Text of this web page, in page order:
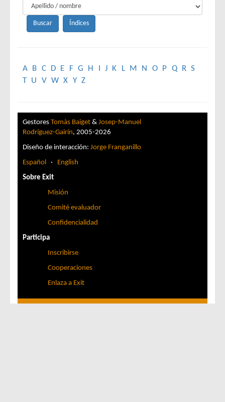
A B C D E F G H J K L M N O P Q R S
T U V W X Y Z
Gestores Tomàs Baiget & Josep-Manuel
Rodríguez-Gairín, 2005-2026
Diseño de interacción: Jorge Franganillo
Español · English
Sobre Exit
Misión
Comité evaluador
Confidencialidad
Participa
Inscribirse
Cooperaciones
Enlaza a Exit